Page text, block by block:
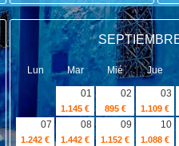
Lun Mar Mié Jue
01
1.145 €
02
895 €
03
1.109 €
07
1.242 €
08
1.442 €
09
1.152 €
10
1.088 €